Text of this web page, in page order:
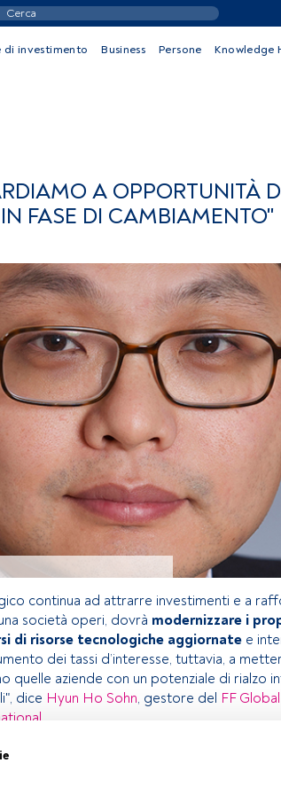
di investimento Business Persone Knowledge
A OPPORTUNITÀ
FASE DI CAMBIAMENTO"
continua ad attrarre investimenti e a
società operi, dovrà modernizzare i
di risorse tecnologiche aggiornate e
dei tassi d’interesse, tuttavia, a
quelle aziende con un potenziale di rialzo
dice Hyun Ho Sohn, gestore del FF